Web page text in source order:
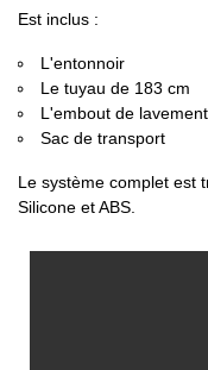
Est inclus :
L'entonnoir
Le tuyau de 183 cm
L'embout de lavement
Sac de transport
Le système complet est
Silicone et ABS.